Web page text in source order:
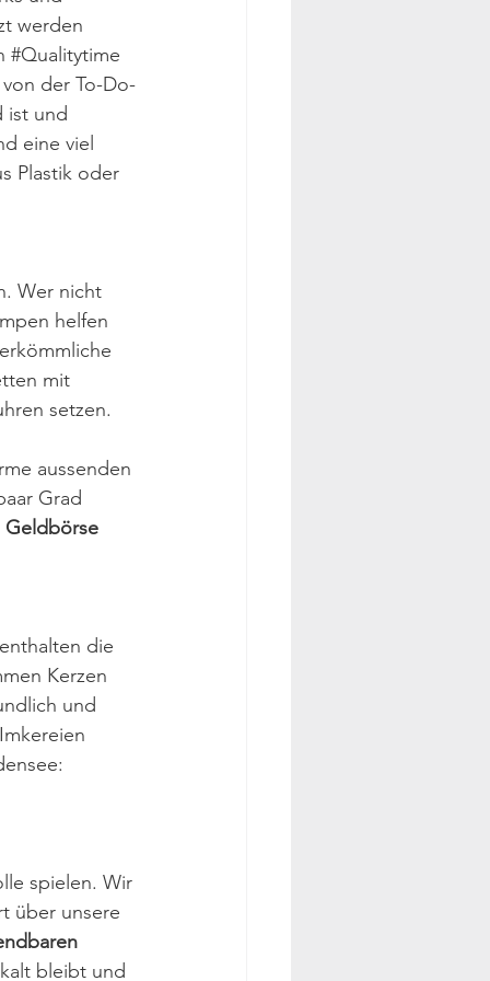
werden
#Qualitytime
der To-Do-
ist und
eine viel
Plastik oder
Wer nicht
helfen
mit
setzen.
aussenden
Grad
Geldbörse
die
Kerzen
und
spielen. Wir
über unsere
bleibt und